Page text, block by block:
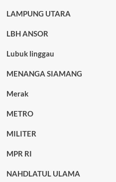
LAMPUNG UTARA
LBH ANSOR
Lubuk linggau
MENANGA SIAMANG
Merak
METRO
MILITER
MPR RI
NAHDLATUL ULAMA